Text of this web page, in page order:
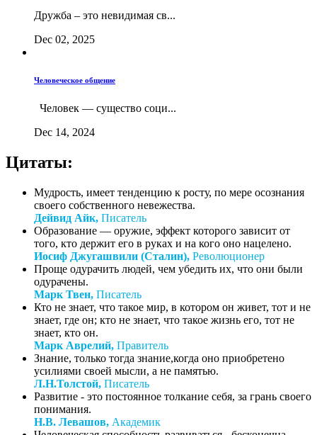
Дружба – это невидимая св...
Dec 02, 2025
Человеческое общение
Человек — существо соци...
Dec 14, 2024
Цитаты:
Мудрость, имеет тенденцию к росту, по мере осознания
своего собственного невежества.
Дейвид Айк, Писатель
Образование — оружие, эффект которого зависит от
того, кто держит его в руках и на кого оно нацелено.
Иосиф Джугашвили (Сталин), Революционер
Проще одурачить людей, чем убедить их, что они были
одурачены.
Марк Твен, Писатель
Кто не знает, что такое мир, в котором он живет, тот и не
знает, где он; кто не знает, что такое жизнь его, тот не
знает, кто он.
Марк Аврелий, Правитель
Знание, только тогда знание,когда оно приобретено
усилиями своей мысли, а не памятью.
Л.Н.Толстой, Писатель
Развитие - это постоянное толкание себя, за грань своего
понимания.
Н.В. Левашов, Академик